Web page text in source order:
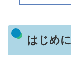
はじめに